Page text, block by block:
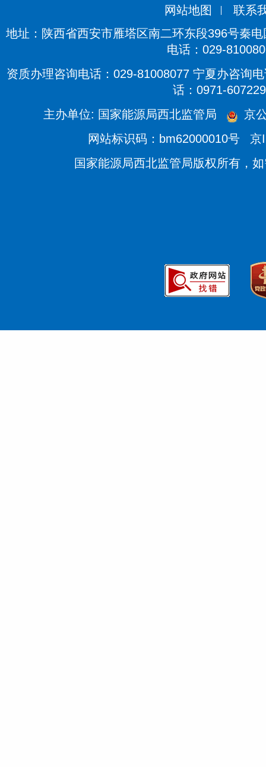
网站地图
联系
地址：陕西省西安市雁塔区南二环东段396号秦
电话：029-
资质办理咨询电话：029-81008077 宁夏办咨询
话：0971-
主办单位: 国家能源局西北监管局
京
网站标识码：bm62000010号
京
国家能源局西北监管局版权所有，